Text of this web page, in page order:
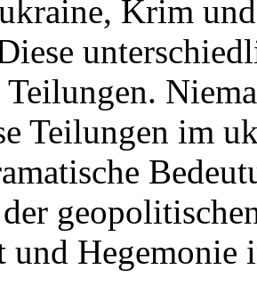
Krim
Teilungen im
und Hegemonie